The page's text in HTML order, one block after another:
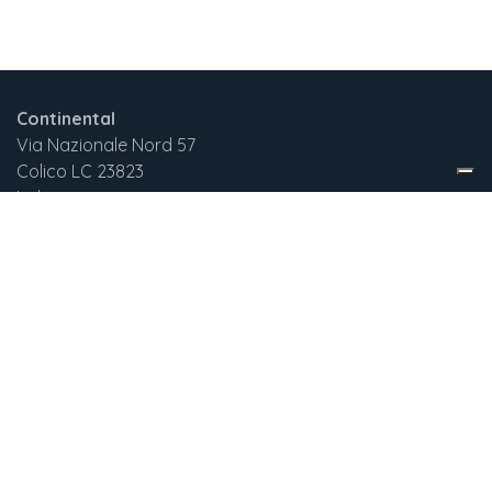
Continental
Via Nazionale Nord 57
Colico LC 23823
Italia